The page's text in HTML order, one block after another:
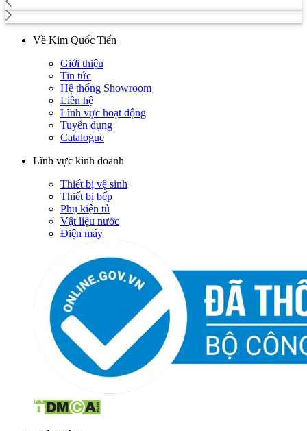
Về Kim Quốc Tiến
Giới thiệu
Tin tức
Hệ thống Showroom
Liên hệ
Lĩnh vực hoạt động
Tuyển dụng
Catalogue
Lĩnh vực kinh doanh
Thiết bị vệ sinh
Thiết bị bếp
Phụ kiện tủ
Vật liệu nước
Điện máy